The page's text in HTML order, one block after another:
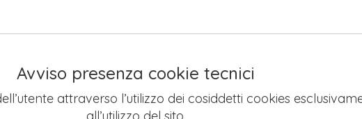
Avviso presenza cookie tecnici
attraverso l’utilizzo dei cosiddetti cookies
all’utilizzo del sito.